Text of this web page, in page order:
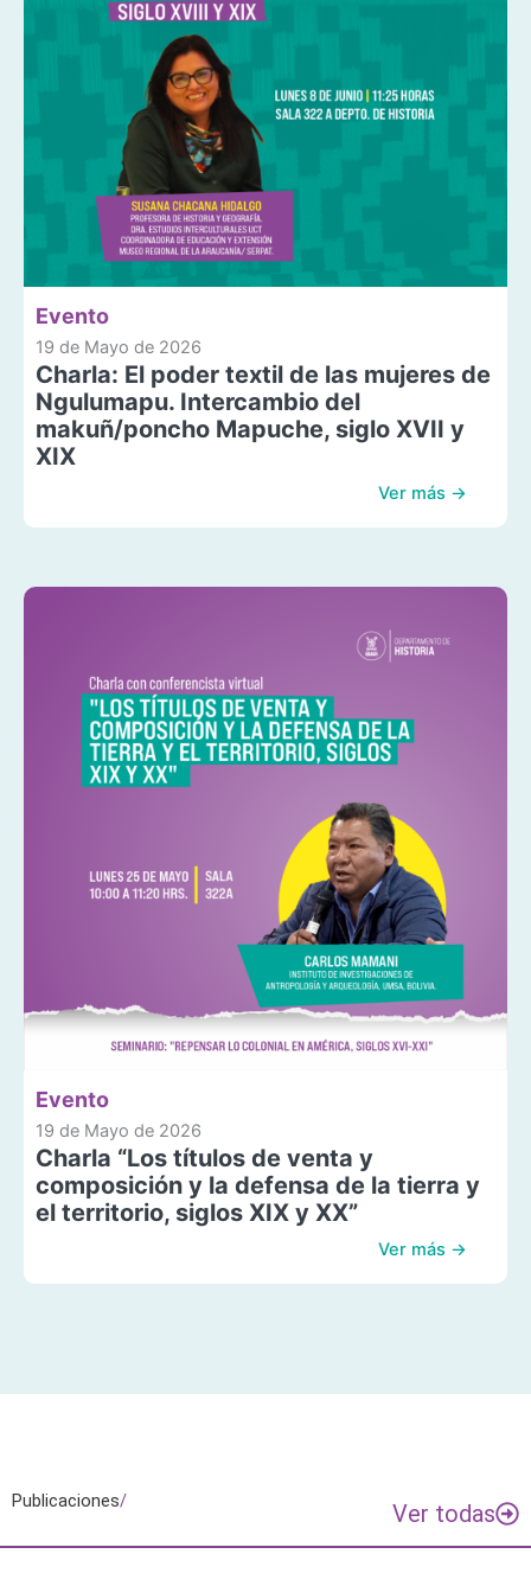
Evento
19 de Mayo de 2026
Charla: El poder textil de las mujeres de
Ngulumapu. Intercambio del
makuñ/poncho Mapuche, siglo XVII y
XIX
Ver más →
Evento
19 de Mayo de 2026
Charla “Los títulos de venta y
composición y la defensa de la tierra y
el territorio, siglos XIX y XX”
Ver más →
Publicaciones/ Ver todas